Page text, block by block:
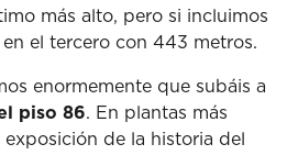
más alto, pero si incluimos
en el tercero con 443 metros.
enormemente que subáis a
piso 86. En plantas más
de la historia del